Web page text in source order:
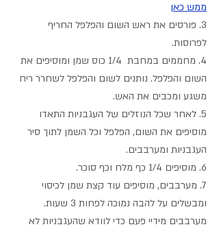
ממש כאן
3. פורסים את ראש השום והפלפל החריף
לפרוסות.
4. מחממים במחבת  1/4 כוס שמן ומוסיפים את
השום והפלפל. נותנים לשום והפלפל לשחרר ריח
משגע ומכבים את האש.
5. לאחר שכל הנוזלים של העגבניות התאדו
מוסיפים את השום, הפלפל וכל השמן לתוך סיר
העגבניות ומערבבים.
6. מוסיפים 1/4 כף מלח וכף סוכר.
7. מערבבים, מוסיפים עוד קצת שמן לכיסוי
ומבשלים על להבה נמוכה לפחות 3 שעות.
מערבבים מידיי פעם כדי לוודא שהעגבניות לא